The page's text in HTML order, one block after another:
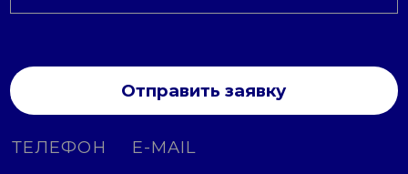
Отправить заявку
ТЕЛЕФОН E-MAIL